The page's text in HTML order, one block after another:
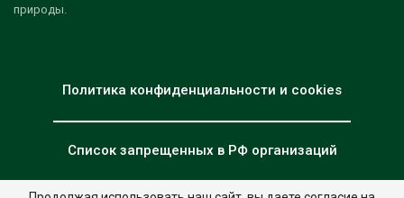
природы.
Политика конфиденциальности и cookies
Список запрещенных в РФ организаций